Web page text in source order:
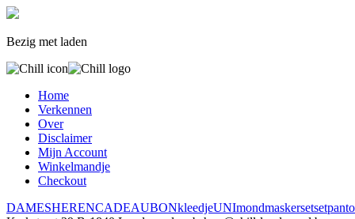
Bezig met laden
Home
Verkennen
Over
Disclaimer
Mijn Account
Winkelmandje
Checkout
DAMESHERENCADEAUBONkleedjeUNImondmaskersetset